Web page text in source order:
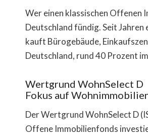
Wer einen klassischen Offenen
Deutschland fündig. Seit
kauft Bürogebäude,
Deutschland, rund 40 Prozent
Wertgrund WohnSelect D
Fokus auf
Der Wertgrund WohnSelect D
Offene Immobilienfonds